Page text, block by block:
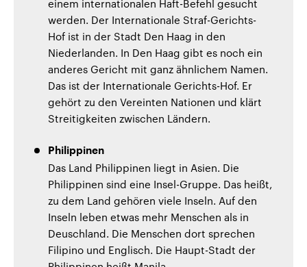
einem internationalen Haft-Befehl gesucht
werden. Der Internationale Straf-Gerichts-
Hof ist in der Stadt Den Haag in den
Niederlanden. In Den Haag gibt es noch ein
anderes Gericht mit ganz ähnlichem Namen.
Das ist der Internationale Gerichts-Hof. Er
gehört zu den Vereinten Nationen und klärt
Streitigkeiten zwischen Ländern.
Philippinen
Das Land Philippinen liegt in Asien. Die
Philippinen sind eine Insel-Gruppe. Das heißt,
zu dem Land gehören viele Inseln. Auf den
Inseln leben etwas mehr Menschen als in
Deuschland. Die Menschen dort sprechen
Filipino und Englisch. Die Haupt-Stadt der